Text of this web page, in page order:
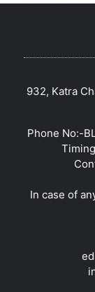
932, Katra
Phone No:-
In case of